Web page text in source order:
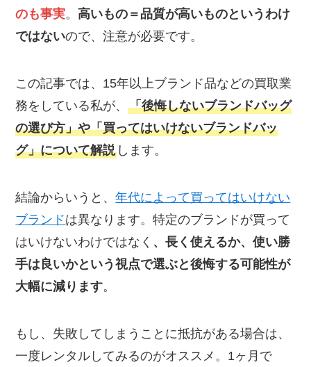
のも事実。高いもの＝品質が高いものというわけ
ではないので、注意が必要です。
この記事では、15年以上ブランド品などの買取業
務をしている私が、「後悔しないブランドバッグ
の選び方」や「買ってはいけないブランドバッ
グ」について解説 します。
結論からいうと、年代によって買ってはいけない
ブランドは異なります。特定のブランドが買って
はいけないわけではなく 、長く使えるか、使い勝
手は良いかという視点で選ぶと後悔する可能性が
大幅に減ります。
もし、失敗してしまうことに抵抗がある場合は、
一度レンタルしてみるのがオススメ。1ヶ月で